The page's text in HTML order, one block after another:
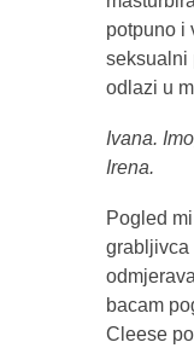
potpuno i
seksualni
odlazi u
Ivana.
Irena.
Pogled
grabljivca
bacam
Cleese